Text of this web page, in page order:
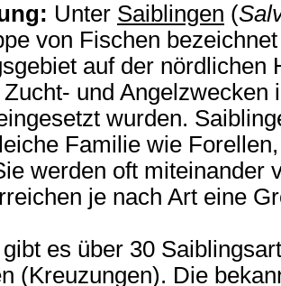
Unter Saiblingen (
von Fischen
auf der nördlichen
und Angelzwecken
wurden.
Familie wie
werden oft miteinander
je nach Art eine
es über 30
(Kreuzungen). Die